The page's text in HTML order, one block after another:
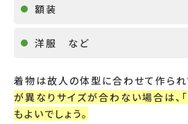
額装
洋服 など
着物は故人の体型に合わせて作られ
が異なりサイズが合わない場合は、
もよいでしょう。